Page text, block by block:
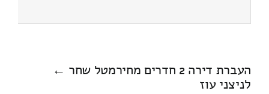
העברת דירה 2 חדרים מחירמטל שחר ←
לניצני עוז